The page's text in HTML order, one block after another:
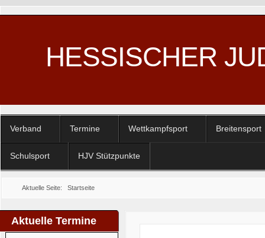
HESSISCHER
Verband Termine Wettkampfsport Breitensport
Schulsport HJV Stützpunkte
Aktuelle Seite: Startseite
Aktuelle Termine